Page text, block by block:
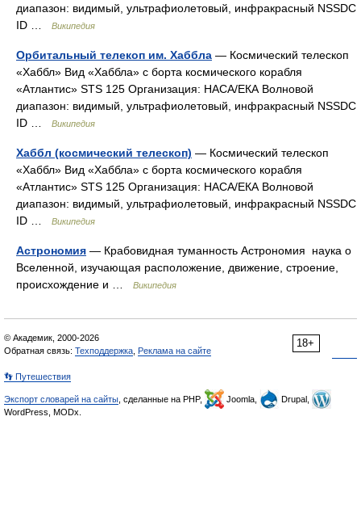
диапазон: видимый, ультрафиолетовый, инфракрасный NSSDC
ID …
Википедия
Орбитальный телекоп им. Хаббла — Космический телескоп
«Хаббл» Вид «Хаббла» с борта космического корабля
«Атлантис» STS 125 Организация: НАСА/ЕКА Волновой
диапазон: видимый, ультрафиолетовый, инфракрасный NSSDC
ID …
Википедия
Хаббл (космический телескоп) — Космический телескоп
«Хаббл» Вид «Хаббла» с борта космического корабля
«Атлантис» STS 125 Организация: НАСА/ЕКА Волновой
диапазон: видимый, ультрафиолетовый, инфракрасный NSSDC
ID …
Википедия
Астрономия — Крабовидная туманность Астрономия наука о
Вселенной, изучающая расположение, движение, строение,
происхождение и …
Википедия
18+
© Академик, 2000-2026
Обратная связь: Техподдержка Реклама на сайте
👣 Путешествия
Экспорт словарей на сайты , сделанные на PHP, Joomla,
Drupal,
WordPress, MODx.